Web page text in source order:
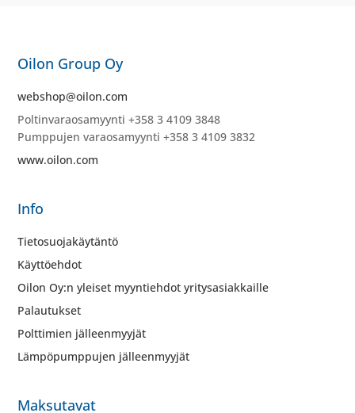
Oilon Group Oy
webshop@oilon.com
Poltinvaraosamyynti +358 3 4109 3848
Pumppujen varaosamyynti +358 3 4109 3832
www.oilon.com
Info
Tietosuojakäytäntö
Käyttöehdot
Oilon Oy:n yleiset myyntiehdot yritysasiakkaille
Palautukset
Polttimien jälleenmyyjät
Lämpöpumppujen jälleenmyyjät
Maksutavat